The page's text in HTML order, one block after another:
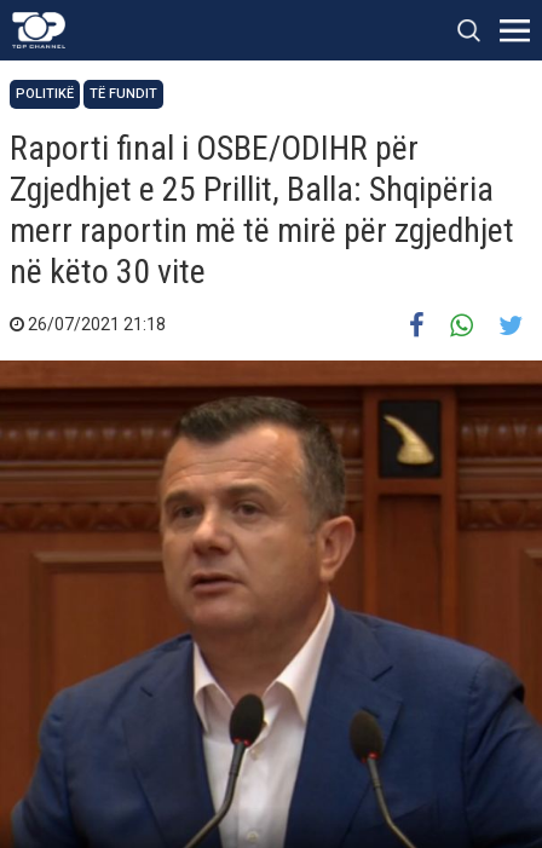
POLITIKË TË FUNDIT
Raporti final i OSBE/ODIHR për
Zgjedhjet e 25 Prillit, Balla: Shqipëria
merr raportin më të mirë për zgjedhjet
në këto 30 vite
26/07/2021 21:18